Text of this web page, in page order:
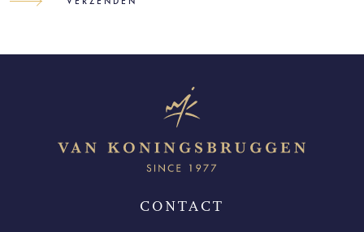
CONTACT